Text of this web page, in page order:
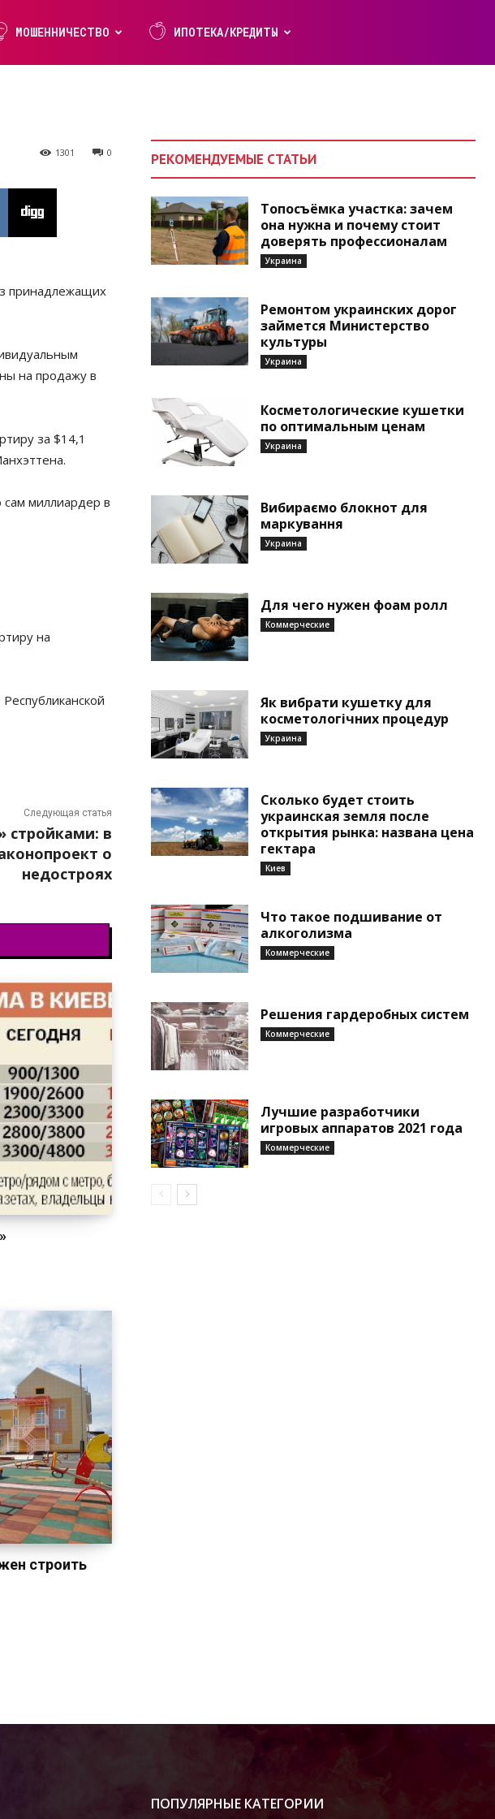
МОШЕННИЧЕСТВО ИПОТЕКА/КРЕДИТЫ
0
1301
принадлежащих
на продажу в
за $14,1
миллиардер в
на
Следующая статья
стройками: в
о
недостроях
строить
РЕКОМЕНДУЕМЫЕ СТАТЬИ
Топосъёмка участка: зачем
она нужна и почему стоит
доверять профессионалам
Украина
Ремонтом украинских дорог
займется Министерство
культуры
Украина
Косметологические кушетки
по оптимальным ценам
Украина
Вибираємо блокнот для
маркування
Украина
Для чего нужен фоам ролл
Коммерческие
Як вибрати кушетку для
косметологічних процедур
Украина
Сколько будет стоить
украинская земля после
открытия рынка: названа цена
гектара
Киев
Что такое подшивание от
алкоголизма
Коммерческие
Решения гардеробных систем
Коммерческие
Лучшие разработчики
игровых аппаратов 2021 года
Коммерческие
ПОПУЛЯРНЫЕ КАТЕГОРИИ